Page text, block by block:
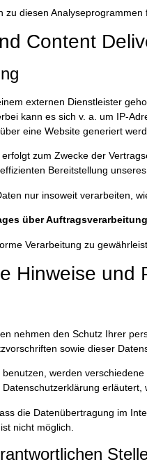
zu diesen
Content
externen Dienstleister
kann es sich v. a. um IP-
eine Website generiert
zum Zwecke der
Bereitstellung
nur insoweit verarbeiten,
über Auftragsverarbeitung
Verarbeitung zu
Hinweise und
nehmen den Schutz Ihrer
sowie dieser
werden
die Datenübertragung im
nicht möglich.